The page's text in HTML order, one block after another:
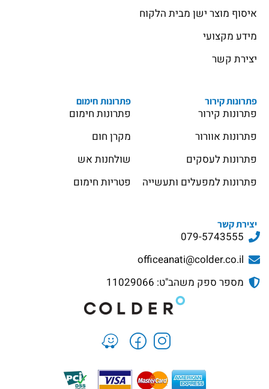
איסוף מוצר ישן מבית הלקוח
מידע מקצועי
יצירת קשר
פתרונות קירור
פתרונות קירור
פתרונות אוורור
פתרונות לעסקים
פתרונות למפעלים ותעשייה
פתרונות חימום
פתרונות חימום
מקרן חום
שולחנות אש
פטריות חימום
יצירת קשר
079-5743555
officeanati@colder.co.il
מספר ספק משהב"ט: 11029066